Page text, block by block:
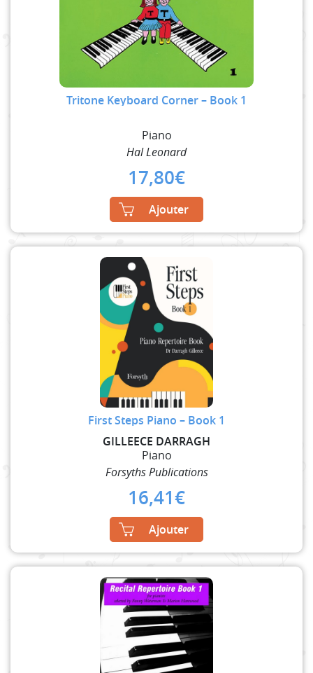
Tritone Keyboard Corner – Book 1
Piano
Hal Leonard
17,80€
Ajouter
First Steps Piano – Book 1
GILLEECE DARRAGH
Piano
Forsyths Publications
16,41€
Ajouter